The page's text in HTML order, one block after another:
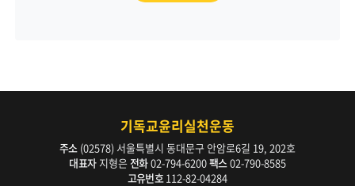
기독교윤리실천운동
주소 (02578) 서울특별시 동대문구 안암로6길 19, 202호
대표자지형은 전화02-794-6200팩스 02-790-8585
고유번호 112-82-04284